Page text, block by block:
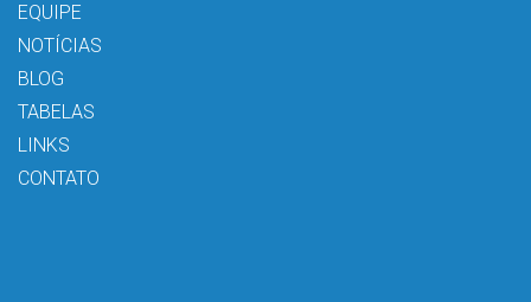
EQUIPE
NOTÍCIAS
BLOG
TABELAS
LINKS
CONTATO